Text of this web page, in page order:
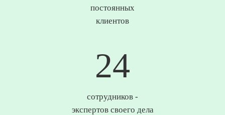
постоянных
клиентов
25
сотрудников -
экспертов своего дела